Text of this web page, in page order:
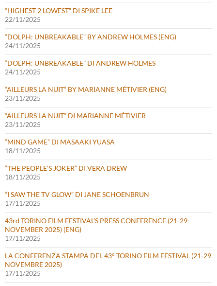
“HIGHEST 2 LOWEST” DI SPIKE LEE
22/11/2025
“DOLPH: UNBREAKABLE” BY ANDREW HOLMES (ENG)
24/11/2025
“DOLPH: UNBREAKABLE” DI ANDREW HOLMES
24/11/2025
“AILLEURS LA NUIT” BY MARIANNE MÉTIVIER (ENG)
23/11/2025
“AILLEURS LA NUIT” DI MARIANNE MÉTIVIER
23/11/2025
“MIND GAME” DI MASAAKI YUASA
18/11/2025
“THE PEOPLE’S JOKER” DI VERA DREW
18/11/2025
“I SAW THE TV GLOW” DI JANE SCHOENBRUN
17/11/2025
43rd TORINO FILM FESTIVAL’S PRESS CONFERENCE (21-29
NOVEMBER 2025) (ENG)
17/11/2025
LA CONFERENZA STAMPA DEL 43° TORINO FILM FESTIVAL (21-29
NOVEMBRE 2025)
17/11/2025